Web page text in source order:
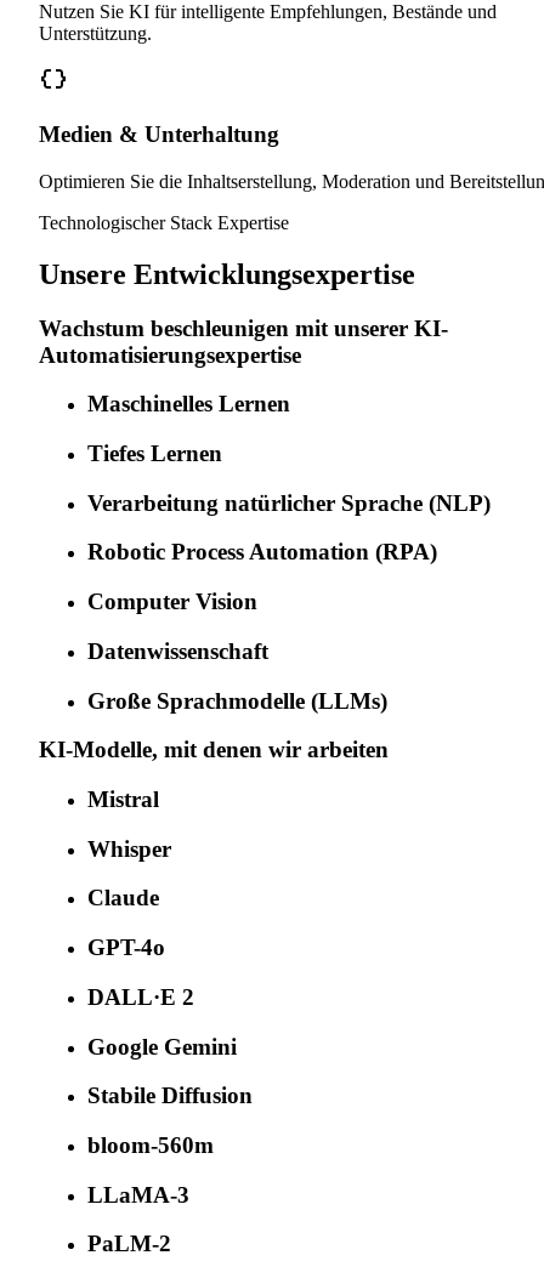
Nutzen Sie KI für intelligente Empfehlungen, Bestände und
Unterstützung.
Medien & Unterhaltung
Optimieren Sie die Inhaltserstellung, Moderation und
Technologischer Stack Expertise
Unsere Entwicklungsexpertise
Wachstum beschleunigen mit unserer KI-
Automatisierungsexpertise
Maschinelles Lernen
Tiefes Lernen
Verarbeitung natürlicher Sprache (NLP)
Robotic Process Automation (RPA)
Computer Vision
Datenwissenschaft
Große Sprachmodelle (LLMs)
KI-Modelle, mit denen wir arbeiten
Mistral
Whisper
Claude
GPT-4o
DALL·E 2
Google Gemini
Stabile Diffusion
bloom-560m
LLaMA-3
PaLM-2